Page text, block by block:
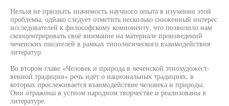
Нельзя не признать значимость научного опыта в изучении этой
проблемы, одйако следует отметить несколько сниженный интерес
исследователей к философскому компоненту, что позволило нам
сконцентрировать своё внимание на материале произведений
чеченских писателей в рамках типологического взаимодействия
литератур.
Во втором главе «Человек и природа в чеченской этнохудожест-
венной традиции» речь идёт о национальных традициях, в
которых прослеживается взаимодействие человека и природы.
Они отражены в устном народном творчестве и реализованы в
литературе.